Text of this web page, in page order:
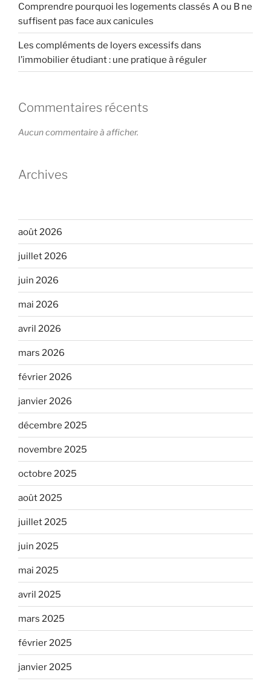
Comprendre pourquoi les logements classés A ou B ne
suffisent pas face aux canicules
Les compléments de loyers excessifs dans
l’immobilier étudiant : une pratique à réguler
Commentaires récents
Aucun commentaire à afficher.
Archives
août 2026
juillet 2026
juin 2026
mai 2026
avril 2026
mars 2026
février 2026
janvier 2026
décembre 2025
novembre 2025
octobre 2025
août 2025
juillet 2025
juin 2025
mai 2025
avril 2025
mars 2025
février 2025
janvier 2025